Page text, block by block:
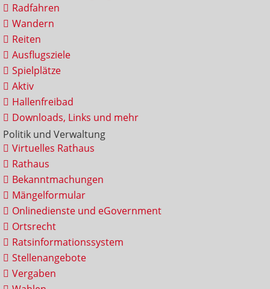
Radfahren
Wandern
Reiten
Ausflugsziele
Spielplätze
Aktiv
Hallenfreibad
Downloads, Links und mehr
Politik und Verwaltung
Virtuelles Rathaus
Rathaus
Bekanntmachungen
Mängelformular
Onlinedienste und eGovernment
Ortsrecht
Ratsinformationssystem
Stellenangebote
Vergaben